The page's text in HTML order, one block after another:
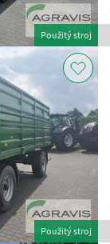
Použitý stroj
Použitý stroj